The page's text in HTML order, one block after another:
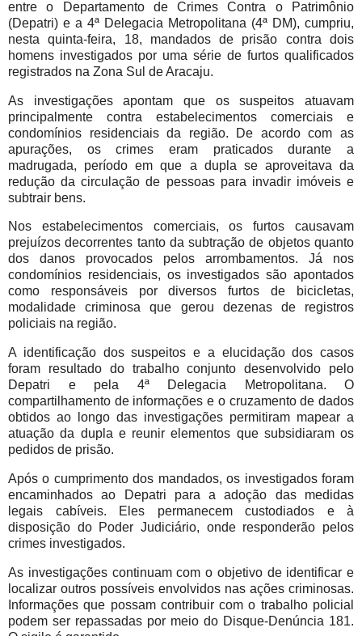
entre o Departamento de Crimes Contra o Patrimônio
(Depatri) e a 4ª Delegacia Metropolitana (4ª DM), cumpriu,
nesta quinta-feira, 18, mandados de prisão contra dois
homens investigados por uma série de furtos qualificados
registrados na Zona Sul de Aracaju.
As investigações apontam que os suspeitos atuavam
principalmente contra estabelecimentos comerciais e
condomínios residenciais da região. De acordo com as
apurações, os crimes eram praticados durante a
madrugada, período em que a dupla se aproveitava da
redução da circulação de pessoas para invadir imóveis e
subtrair bens.
Nos estabelecimentos comerciais, os furtos causavam
prejuízos decorrentes tanto da subtração de objetos quanto
dos danos provocados pelos arrombamentos. Já nos
condomínios residenciais, os investigados são apontados
como responsáveis por diversos furtos de bicicletas,
modalidade criminosa que gerou dezenas de registros
policiais na região.
A identificação dos suspeitos e a elucidação dos casos
foram resultado do trabalho conjunto desenvolvido pelo
Depatri e pela 4ª Delegacia Metropolitana. O
compartilhamento de informações e o cruzamento de dados
obtidos ao longo das investigações permitiram mapear a
atuação da dupla e reunir elementos que subsidiaram os
pedidos de prisão.
Após o cumprimento dos mandados, os investigados foram
encaminhados ao Depatri para a adoção das medidas
legais cabíveis. Eles permanecem custodiados e à
disposição do Poder Judiciário, onde responderão pelos
crimes investigados.
As investigações continuam com o objetivo de identificar e
localizar outros possíveis envolvidos nas ações criminosas.
Informações que possam contribuir com o trabalho policial
podem ser repassadas por meio do Disque-Denúncia 181.